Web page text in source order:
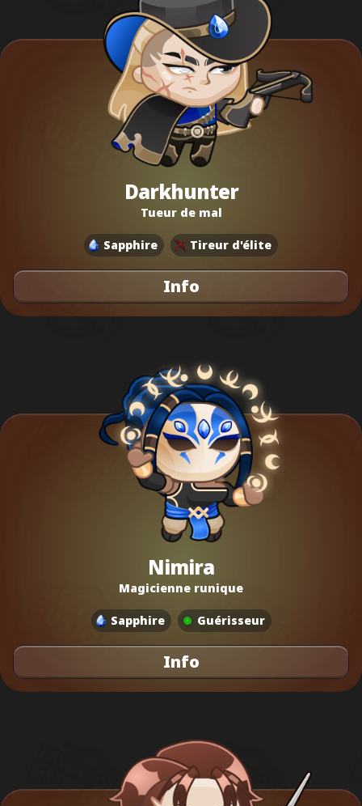
Darkhunter
Tueur de mal
Sapphire Tireur d'élite
Info
Nimira
Magicienne runique
Sapphire Guérisseur
Info